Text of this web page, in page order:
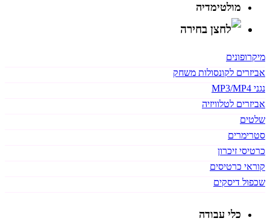
מולטימדיה
מיקרופונים
אביזרים לקונסולות משחק
נגני MP3/MP4
אביזרים לטלוויזיה
שלטים
סטרימרים
כרטיסי זיכרון
קוראי כרטיסים
שכפול דיסקים
כלי עבודה